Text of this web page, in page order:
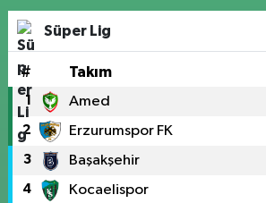
Süper Lig
# Takım
1 Amed
2 Erzurumspor FK
3 Başakşehir
4 Kocaelispor